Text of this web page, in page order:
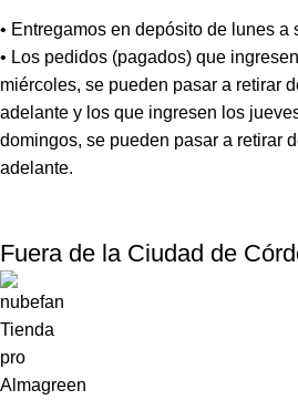
• Entregamos en depósito de lunes a
• Los pedidos (pagados) que
miércoles, se pueden pasar a retirar
adelante y los que ingresen los
domingos, se pueden pasar a retirar
adelante.
Fuera de la Ciudad de